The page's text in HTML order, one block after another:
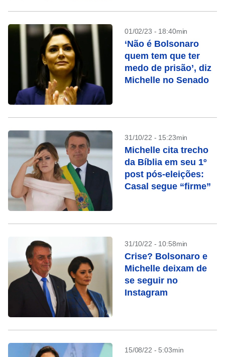
01/02/23 - 18:40min
‘Não é Bolsonaro
quem tem que ter
medo de prisão’, diz
Michelle no Senado
31/10/22 - 15:23min
Michelle cita trecho
da Bíblia em seu 1º
post pós-eleições:
Casal segue “firme”
31/10/22 - 10:58min
Crise? Bolsonaro e
Michelle deixam de
se seguir no
Instagram
15/08/22 - 5:03min